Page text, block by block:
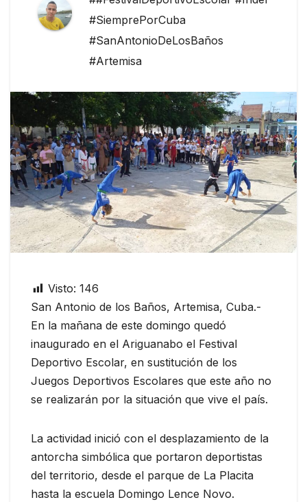
#SiemprePorCuba
#SanAntonioDeLosBaños
#Artemisa
Visto: 146
San Antonio de los Baños, Artemisa, Cuba.-
En la mañana de este domingo quedó
inaugurado en el Ariguanabo el Festival
Deportivo Escolar, en sustitución de los
Juegos Deportivos Escolares que este año no
se realizarán por la situación que vive el país.
La actividad inició con el desplazamiento de la
antorcha simbólica que portaron deportistas
del territorio, desde el parque de La Placita
hasta la escuela Domingo Lence Novo.